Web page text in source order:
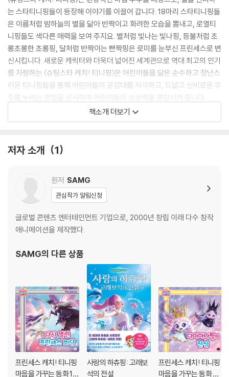
는 스타티니핑들이 등장해 이야기를 이끌어 갑니다. 18마리 스타티니핑들
은 이름처럼 밤하늘의 별을 닮아 반짝이고 화려한 모습을 뽐내고, 로열티
니핑들도 색다른 매력을 보여 주지요. 별처럼 빛나는 빛나핑, 등불처럼 초
롱초롱한 초롱핑, 달처럼 반짝이는 빤짝핑은 로미를 눈부신 프린세스로 변
신시킵니다. 새로운 캐릭터와 더욱더 넓어진 세계관으로 역대 최고의 인기
를 자랑하는 〈슈팅스타 캐치! 티니핑〉은 어린이들을 닮은 순수하고 장난스
러운 티니핑들을 통해 어린이들의 공감대를 자극하고, 드넓고 신비로운 우
주를 누비는 경험을 선사하며 어린이들의 상상력을 팽창시켜 줍니다.
아이휴먼이 펴내는 『슈팅스타 캐치! 티니핑 마음이 빛나는 동화』 시리즈는
흥미와 상상력을 자극한 것은 물론, 동화 내용을 돌아보는 재미있는 퀴즈
고, 친구들의 감정을 살피는 바른 어린이로 성장할 것입니다.
어!』는 애니메이션의 11화를 재구성한 그림책입니다. 실제 방송 화면과 캐
릭터들의 대사를 그대로 담아 티니핑을 좋아하는 마음을 읽기로 연결했고,
되도록 했습니다. 『슈팅스타 캐치! 티니핑 마음이 빛나는 동화 ⑤ 아롱다
롱 만나고 싶어!』는 어린이들의 눈과 마음을 사로잡고, 상상력을 키워 주
고, 읽기에 대한 흥미를 자극하며 즐겁게 집중력과 문해력을 기르게 해 줄
것입니다.
책소개 더보기
저자 소개 1
원저 SAMG
관심작가 알림신청
글로벌 콘텐츠 엔터테인먼트 기업으로, 2000년 창립 이래 다수 창작
애니메이션을 제작했다.
SAMG의 다른 상품
프린세스 캐치! 티니핑
마음을 가꾸는 동화 10
사랑의 하츄핑: 고래보
석의 전설
프린세스 캐치! 티니핑
마음을 가꾸는 동화 9 :